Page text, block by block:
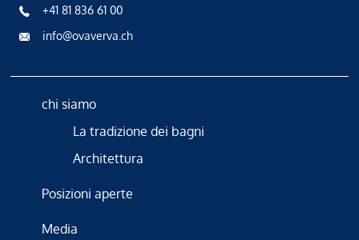
+41 81 836 61 00
info@ovaverva.ch
chi siamo
La tradizione dei bagni
Architettura
Posizioni aperte
Media